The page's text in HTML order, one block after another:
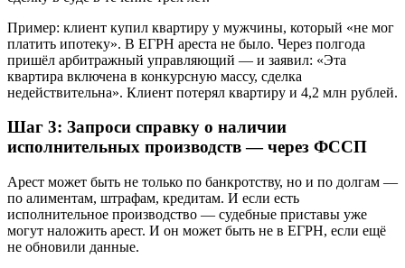
Пример: клиент купил квартиру у мужчины, который «не мог
платить ипотеку». В ЕГРН ареста не было. Через полгода
пришёл арбитражный управляющий — и заявил: «Эта
квартира включена в конкурсную массу, сделка
недействительна». Клиент потерял квартиру и 4,2 млн рублей.
Шаг 3: Запроси справку о наличии
исполнительных производств — через ФССП
Арест может быть не только по банкротству, но и по долгам —
по алиментам, штрафам, кредитам. И если есть
исполнительное производство — судебные приставы уже
могут наложить арест. И он может быть не в ЕГРН, если ещё
не обновили данные.